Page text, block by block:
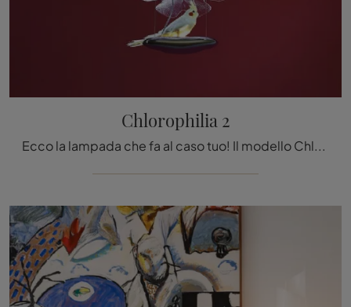
Chlorophilia 2
Ecco la lampada che fa al caso tuo! Il modello Chlorophilia 2 è una tra le nostre lampade a sospensione di Artemide.